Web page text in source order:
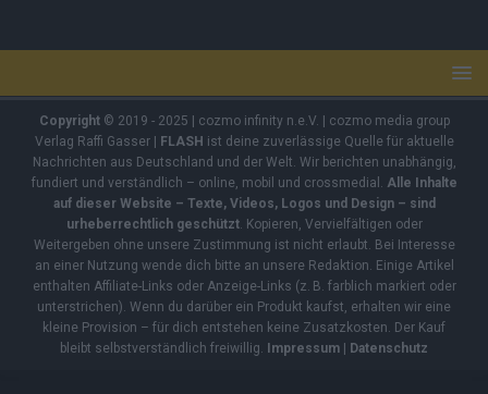
Copyright© 2019 - 2025 | cozmo infinity n.e.V. | cozmo media group
Verlag Raffi Gasser | FLASH ist deine zuverlässige Quelle für aktuelle
Nachrichten aus Deutschland und der Welt. Wir berichten unabhängig,
fundiert und verständlich – online, mobil und crossmedial.
Alle Inhalte
auf dieser Website – Texte, Videos, Logos und Design – sind
urheberrechtlich geschützt. Kopieren, Vervielfältigen oder
Weitergeben ohne unsere Zustimmung ist nicht erlaubt. Bei Interesse
an einer Nutzung wende dich bitte an unsere Redaktion. Einige Artikel
enthalten Affiliate-Links oder Anzeige-Links (z. B. farblich markiert oder
unterstrichen). Wenn du darüber ein Produkt kaufst, erhalten wir eine
kleine Provision – für dich entstehen keine Zusatzkosten. Der Kauf
bleibt selbstverständlich freiwillig. Impressum | Datenschutz